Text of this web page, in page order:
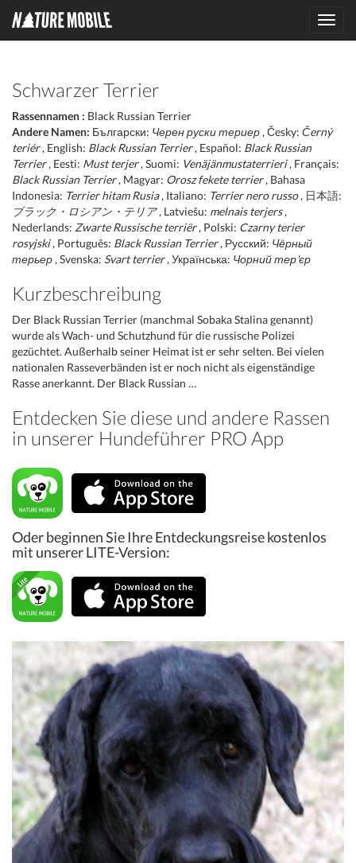
Schwarzer Terrier
Rassennamen : Black Russian Terrier
Andere Namen: Български: Черен руски териер , Česky: Černý
teriér, English: Black Russian Terrier, Español: Black Russian
Terrier, Eesti: Must terjer, Suomi: Venäjänmustaterrieri, Français:
Black Russian Terrier, Magyar: Orosz fekete terrier, Bahasa
Indonesia: Terrier hitam Rusia, Italiano: Terrier nero russo, 日本語:
ブラック・ロシアン・テリア, Latviešu: melnais terjers,
Nederlands: Zwarte Russische terriër, Polski: Czarny terier
rosyjski, Português: Black Russian Terrier, Русский: Чёрный
терьер , Svenska: Svart terrier, Українська: Чорний тер'єр
Kurzbeschreibung
Der Black Russian Terrier (manchmal Sobaka Stalina genannt)
wurde als Wach- und Schutzhund für die russische Polizei
gezüchtet. Außerhalb seiner Heimat ist er sehr selten. Bei vielen
nationalen Rasseverbänden ist er noch nicht als eigenständige
Rasse anerkannt. Der Black Russian …
Entdecken Sie diese und andere Rassen
in unserer Hundeführer PRO App
Oder beginnen Sie Ihre Entdeckungsreise kostenlos
mit unserer LITE-Version: